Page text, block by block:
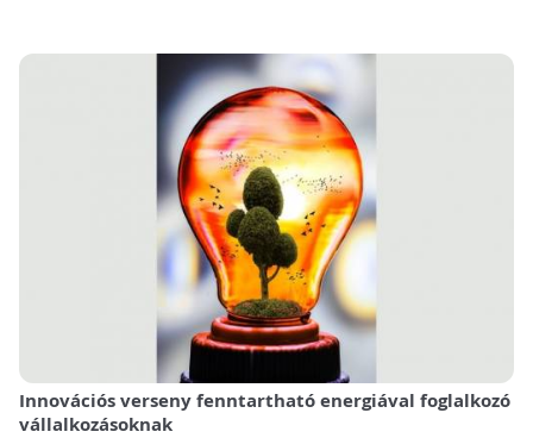
Innovációs verseny fenntartható energiával foglalkozó
vállalkozásoknak